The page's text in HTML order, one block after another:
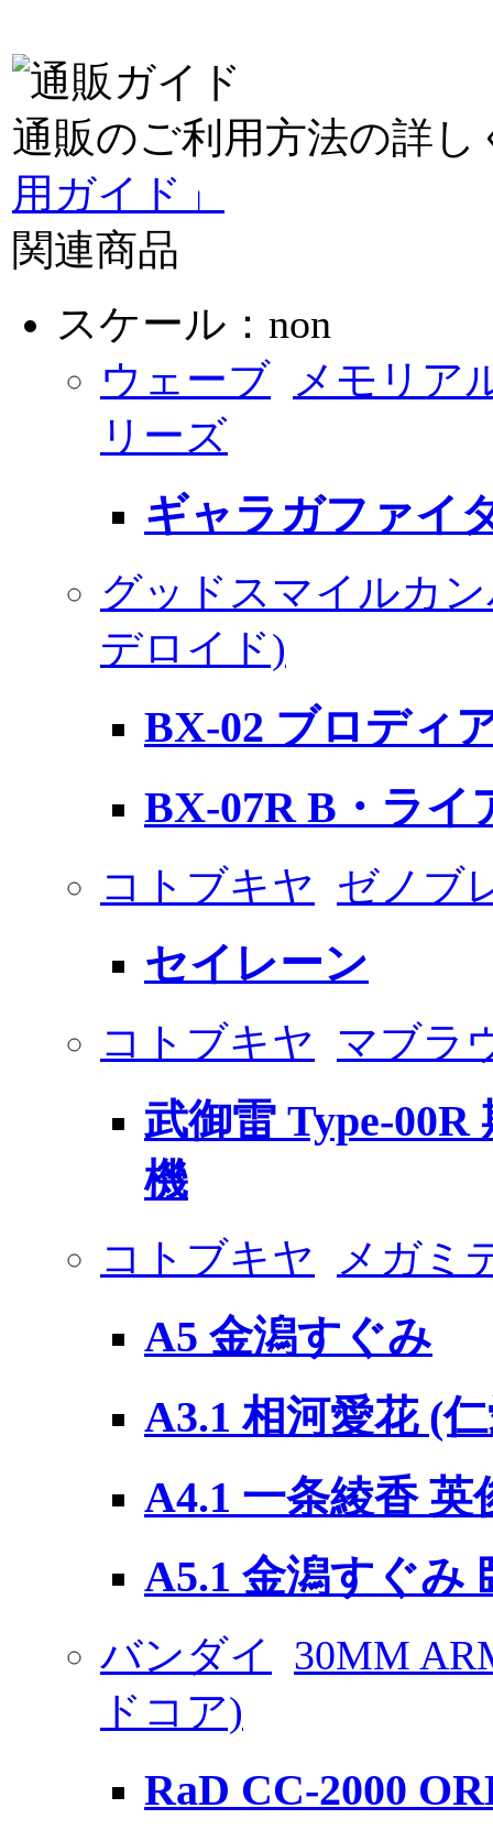
通販のご利用方法の詳し
用ガイド」
関連商品
スケール：non
ウェーブ
メモリア
リーズ
ギャラガファイ
グッドスマイルカ
デロイド)
BX-02 ブロディ
BX-07R B・ライ
コトブキヤ ゼノブ
セイレーン
コトブキヤ マブラ
武御雷 Type-00R
機
コトブキヤ メガミ
A5 金潟すぐみ
A3.1 相河愛花 (
A4.1 一条綾香 英
A5.1 金潟すぐみ
バンダイ
30MM
ドコア)
RaD CC-2000